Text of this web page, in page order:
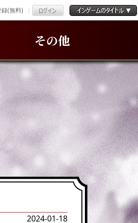
(無料)
その他
2024-01-18